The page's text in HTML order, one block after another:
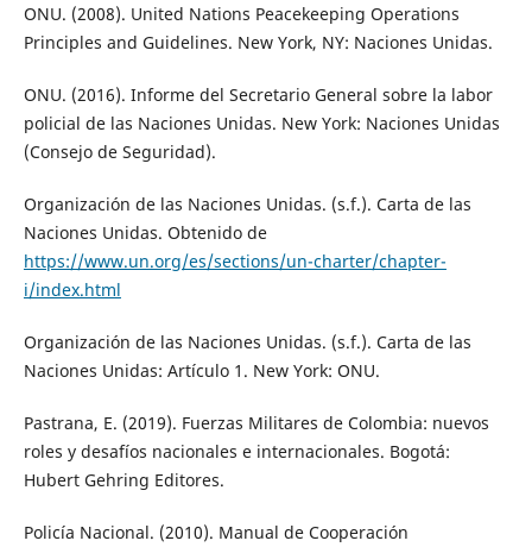
ONU. (2008). United Nations Peacekeeping Operations
Principles and Guidelines. New York, NY: Naciones Unidas.
ONU. (2016). Informe del Secretario General sobre la labor
policial de las Naciones Unidas. New York: Naciones Unidas
(Consejo de Seguridad).
Organización de las Naciones Unidas. (s.f.). Carta de las
Naciones Unidas. Obtenido de
https://www.un.org/es/sections/un-charter/chapter-
i/index.html
Organización de las Naciones Unidas. (s.f.). Carta de las
Naciones Unidas: Artículo 1. New York: ONU.
Pastrana, E. (2019). Fuerzas Militares de Colombia: nuevos
roles y desafíos nacionales e internacionales. Bogotá:
Hubert Gehring Editores.
Policía Nacional. (2010). Manual de Cooperación